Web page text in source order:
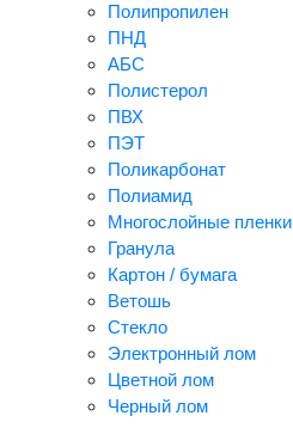
Полипропилен
ПНД
АБС
Полистерол
ПВХ
ПЭТ
Поликарбонат
Полиамид
Многослойные пленки
Гранула
Картон / бумага
Ветошь
Стекло
Электронный лом
Цветной лом
Черный лом